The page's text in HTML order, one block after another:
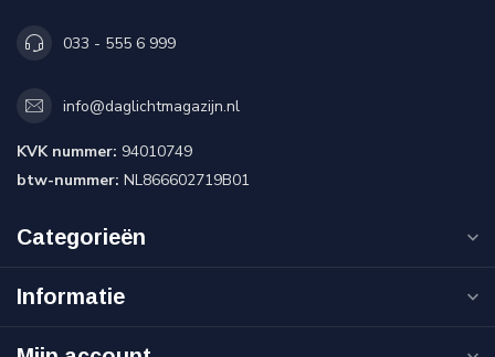
033 - 555 6 999
info@daglichtmagazijn.nl
KVK nummer: 94010749
btw-nummer: NL866602719B01
Categorieën
Informatie